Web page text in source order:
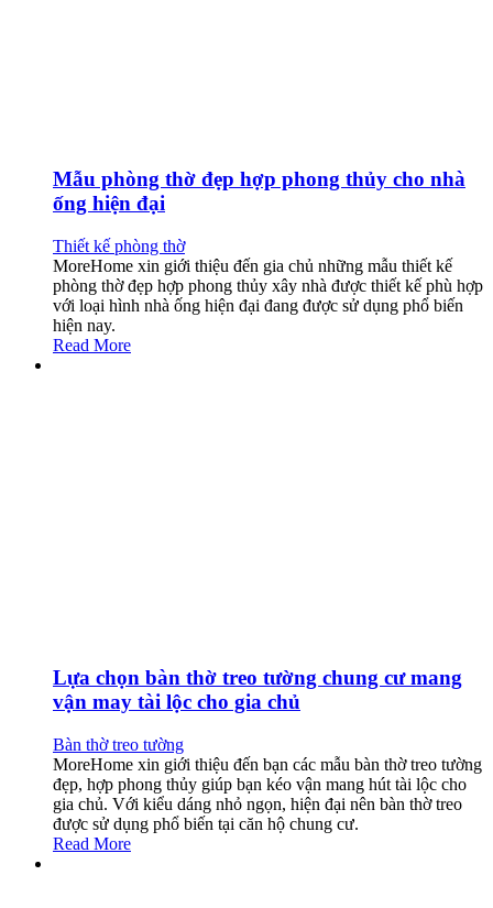
Mẫu phòng thờ đẹp hợp phong thủy cho nhà
ống hiện đại
Thiết kế phòng thờ
MoreHome xin giới thiệu đến gia chủ những mẫu thiết kế
phòng thờ đẹp hợp phong thủy xây nhà được thiết kế phù hợp
với loại hình nhà ống hiện đại đang được sử dụng phổ biến
hiện nay.
Read More
Lựa chọn bàn thờ treo tường chung cư mang
vận may tài lộc cho gia chủ
Bàn thờ treo tường
MoreHome xin giới thiệu đến bạn các mẫu bàn thờ treo tường
đẹp, hợp phong thủy giúp bạn kéo vận mang hút tài lộc cho
gia chủ. Với kiểu dáng nhỏ ngọn, hiện đại nên bàn thờ treo
được sử dụng phổ biến tại căn hộ chung cư.
Read More